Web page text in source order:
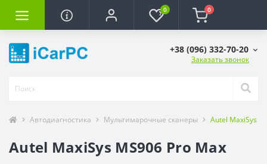
0 0
+38 (096) 332-70-20
Заказать звонок
Автодиагностика Мультимарочные сканеры Autel MaxiSys
Autel MaxiSys MS906 Pro Max